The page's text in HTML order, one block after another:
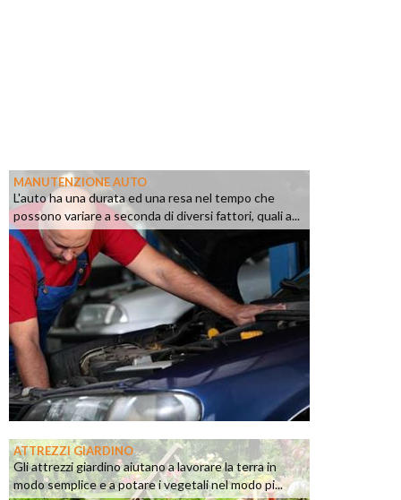
MANUTENZIONE AUTO
L'auto ha una durata ed una resa nel tempo che
possono variare a seconda di diversi fattori, quali a...
ATTREZZI GIARDINO
Gli attrezzi giardino aiutano a lavorare la terra in
modo semplice e a potare i vegetali nel modo pi...